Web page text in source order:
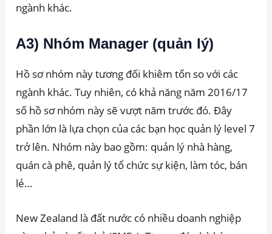
ngành khác.
A3) Nhóm Manager (quản lý)
Hồ sơ nhóm này tương đối khiêm tốn so với các
ngành khác. Tuy nhiên, có khả năng năm 2016/17
số hồ sơ nhóm này sẽ vượt năm trước đó. Đây
phần lớn là lựa chọn của các bạn học quản lý level 7
trở lên. Nhóm này bao gồm: quản lý nhà hàng,
quán cà phê, quản lý tổ chức sự kiện, làm tóc, bán
lẻ…
New Zealand là đất nước có nhiều doanh nghiệp